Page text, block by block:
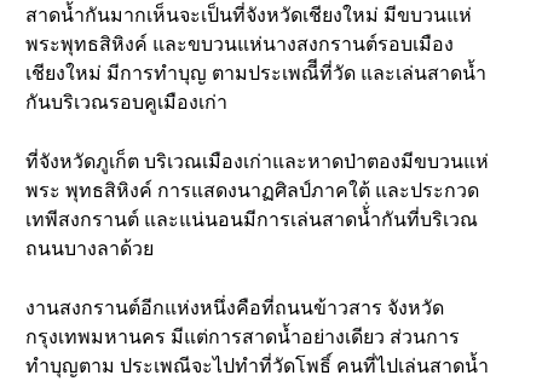
สาดน้ำกันมากเห็นจะเป็นที่จังหวัดเชียงใหม่ มีขบวนแห่
พระพุทธสิหิงค์ และขบวนแห่นางสงกรานต์รอบเมือง
เชียงใหม่ มีการทำบุญ ตามประเพณีีที่วัด และเล่นสาดน้ำ
กันบริเวณรอบคูเมืองเก่า
ที่จังหวัดภูเก็ต บริเวณเมืองเก่าและหาดป่าตองมีขบวนแห่
พระ พุทธสิหิงค์ การแสดงนาฏศิลป์ภาคใต้ และประกวด
เทพีสงกรานต์ และแน่นอนมีการเล่นสาดน้่ำกันที่บริเวณ
ถนนบางลาด้วย
งานสงกรานต์อีกแห่งหนึ่งคือที่ถนนข้าวสาร จังหวัด
กรุงเทพมหานคร มีแต่การสาดน้ำอย่างเดียว ส่วนการ
ทำบุญตาม ประเพณีจะไปทำที่วัดโพธิ์ คนที่ไปเล่นสาดน้ำ